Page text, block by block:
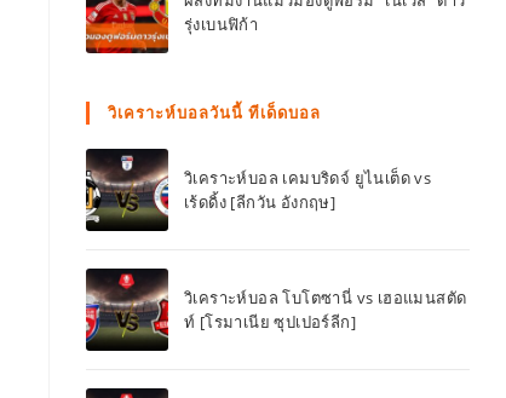
รุ่งเบนฟิก้า
วิเคราะห์บอลวันนี้ ทีเด็ดบอล
วิเคราะห์บอล เคมบริดจ์ ยูไนเต็ด vs
เร้ดดิ้ง [ลีกวัน อังกฤษ]
วิเคราะห์บอล โบโตซานี่ vs เฮอแมนสตัด
ท์ [โรมาเนีย ซุปเปอร์ลีก]